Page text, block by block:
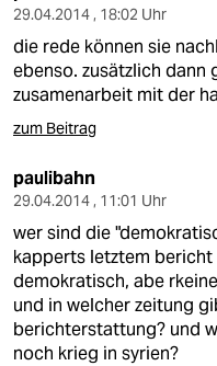
29.04.2014 , 18:02 Uhr
die rede können sie
ebenso. zusätzlich dann
zusamenarbeit mit der
zum Beitrag
paulibahn
29.04.2014 , 11:01 Uhr
wer sind die
kapperts letztem
demokratisch, abe
und in welcher zeitung
berichterstattung? und
noch krieg in syrien?